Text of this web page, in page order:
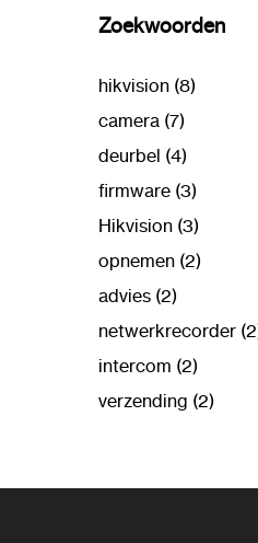
Zoekwoorden
hikvision (8)
camera (7)
deurbel (4)
firmware (3)
Hikvision (3)
opnemen (2)
advies (2)
netwerkrecorder
intercom (2)
verzending (2)